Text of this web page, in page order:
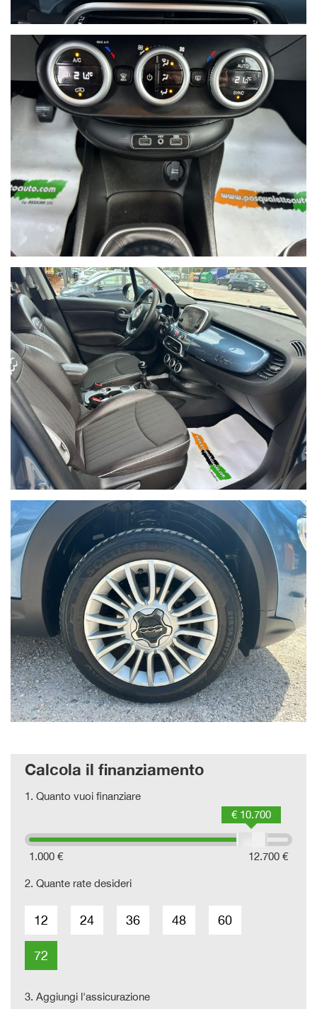
Calcola il finanziamento
1. Quanto vuoi finanziare
1.000 € 12.700 €
€ 10.700
2. Quante rate desideri
12 24 36 48 60
72
3. Aggiungi l'assicurazione